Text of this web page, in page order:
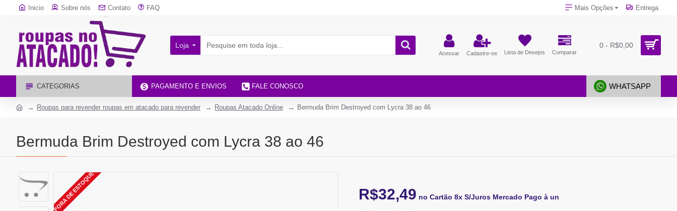
Inicio Sobre nós Contato FAQ Mais Opções Entrega
Loja
Acessar Cadastre-se Lista de Desejos Comparar
0 - R$0,00
CATEGORIAS PAGAMENTO E ENVIOS FALE CONOSCO WHATSAPP
Roupas para revender roupas em atacado para revender Roupas Atacado Online Bermuda Brim Destroyed com Lycra 38 ao 46
Bermuda Brim Destroyed com Lycra 38 ao 46
FORA DE ESTOQUE R$32,49 no Cartão 8x S/Juros Mercado Pago à un